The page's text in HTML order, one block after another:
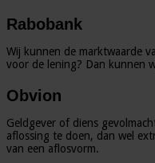
Rabobank
Wij kunnen de marktwaarde
voor de lening? Dan kunnen
Obvion
Geldgever of diens
aflossing te doen, dan wel
van een aflosvorm.